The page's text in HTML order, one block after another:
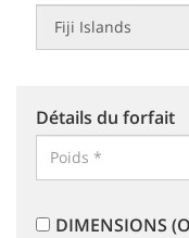
Détails du forfait
DIMENSIONS